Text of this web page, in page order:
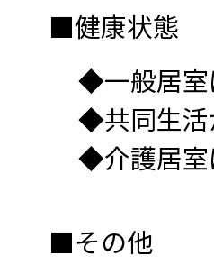
■健康状態
◆一般居室
◆共同生活
◆介護居室
■その他